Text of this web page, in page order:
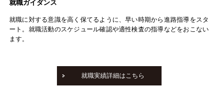
就職ガイダンス
就職に対する意識を高く保てるように、早い時期から進路指導をスタ
ート。就職活動のスケジュール確認や適性検査の指導などをおこない
ます。
就職実績詳細はこちら